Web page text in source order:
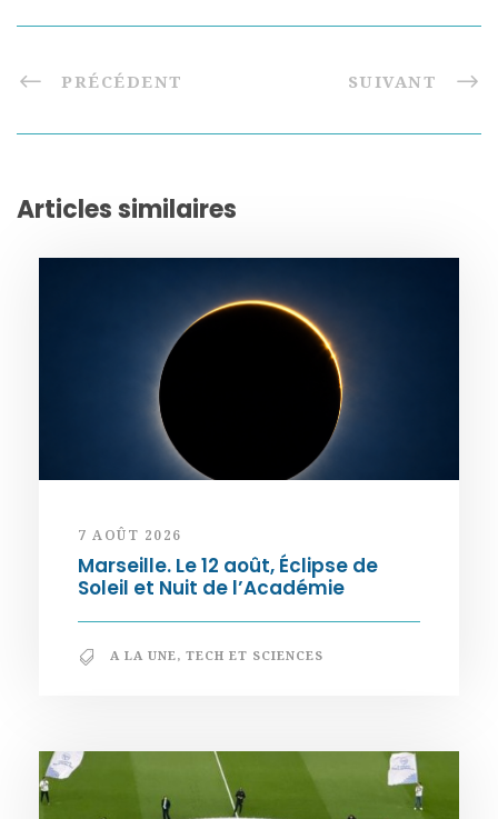
PRÉCÉDENT SUIVANT
Articles similaires
7 AOÛT 2026
Marseille. Le 12 août, Éclipse de
Soleil et Nuit de l’Académie
A LA UNE, TECH ET SCIENCES